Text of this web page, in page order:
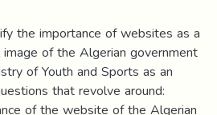
the importance of websites as a
of the Algerian government
of Youth and Sports as an
that revolve around:
of the website of the Algerian